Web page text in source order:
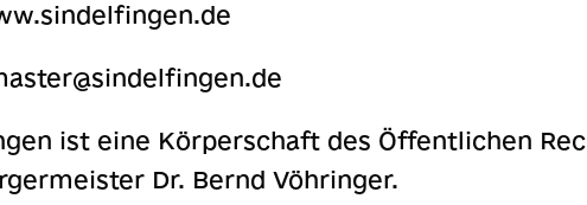
ist eine Körperschaft des Öffentlichen
Dr. Bernd Vöhringer.